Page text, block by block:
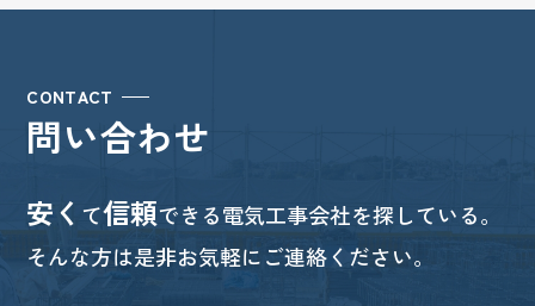
CONTACT
問い合わせ
安く て信頼できる電気工事会社を探している。
そんな方は是非お気軽にご連絡ください。